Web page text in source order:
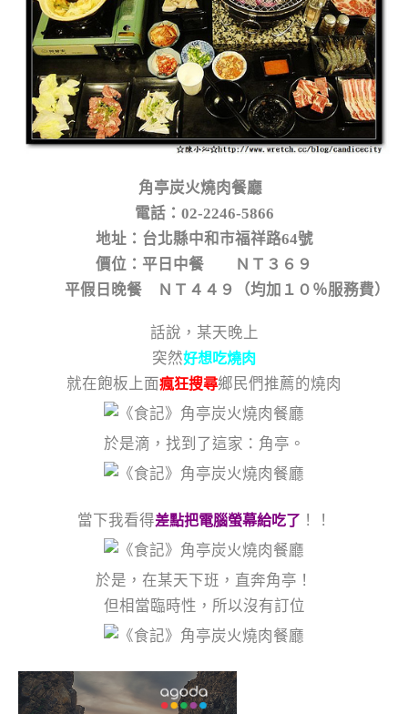
角亭炭火燒肉餐廳
電話：02-2246-5866
地址：台北縣中和市福祥路64號
價位：平日中餐 ＮＴ３６９
平假日晚餐 ＮＴ４４９（均加１０％服務費）
話說，某天晚上
突然好想吃燒肉
就在飽板上面瘋狂搜尋鄉民們推薦的燒肉
於是滴，找到了這家：角亭。
當下我看得差點把電腦螢幕給吃了 ！！
於是，在某天下班，直奔角亭！
但相當臨時性，所以沒有訂位